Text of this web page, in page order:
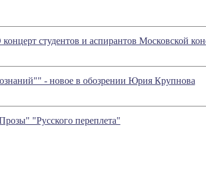
студентов и аспирантов Московской
- новое в обозрении Юрия Крупнова
"Русского переплета"